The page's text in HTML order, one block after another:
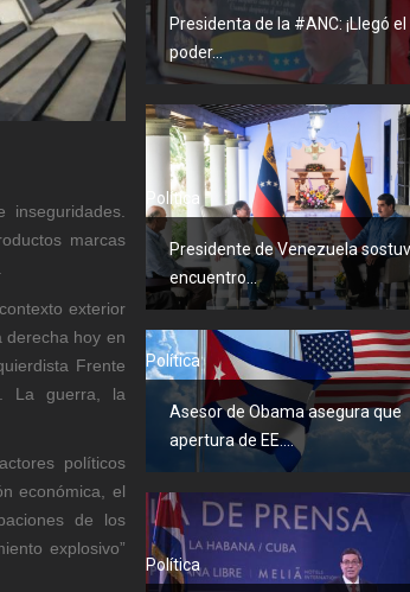
marcas
exterior
derecha hoy en
Frente
La guerra, la
políticos
económica, el
de los
explosivo”
Presidenta de la #ANC: ¡Llegó el
poder...
Política
Presidente de Venezuela
encuentro...
Política
Asesor de Obama asegura que
apertura de EE....
Política